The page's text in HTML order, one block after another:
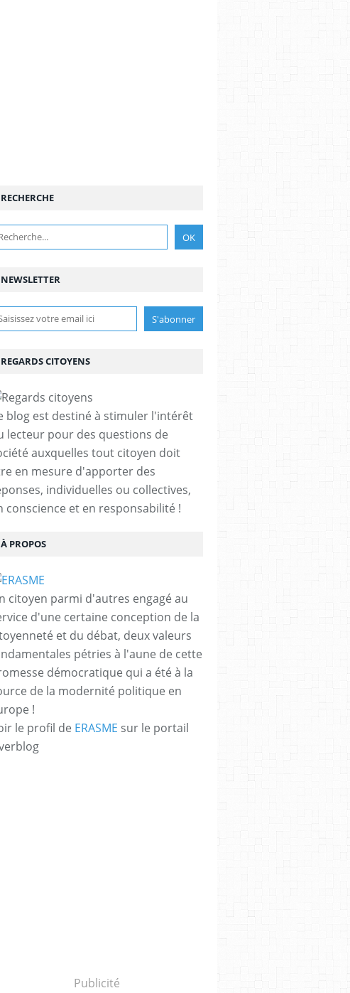
NEWSLETTER
RECHERCHE
REGARDS CITOYENS
blog est destiné à stimuler l'intérêt
lecteur pour des questions de
auxquelles tout citoyen doit
en mesure d'apporter des
individuelles ou collectives,
conscience et en responsabilité !
À PROPOS
citoyen parmi d'autres engagé au
d'une certaine conception de la
et du débat, deux valeurs
pétries à l'aune de cette
démocratique qui a été à la
de la modernité politique en
!
le profil de ERASME sur le portail
Publicité